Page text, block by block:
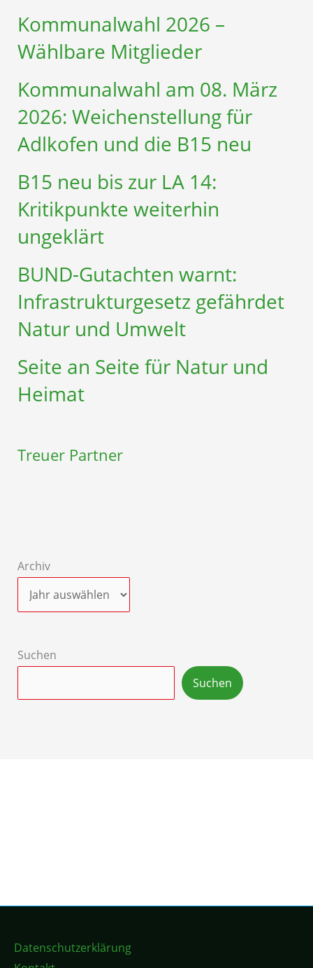
Kommunalwahl 2026 –
Wählbare Mitglieder
Kommunalwahl am 08. März
2026: Weichenstellung für
Adlkofen und die B15 neu
B15 neu bis zur LA 14:
Kritikpunkte weiterhin
ungeklärt
BUND-Gutachten warnt:
Infrastruktur­gesetz gefährdet
Natur und Umwelt
Seite an Seite für Natur und
Heimat
Treuer Partner
Archiv
Suchen
Suchen
Datenschutzerklärung